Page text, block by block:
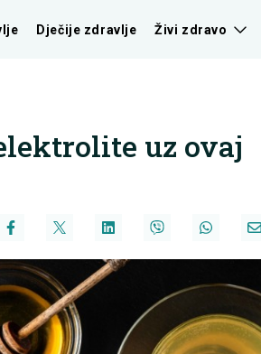
Dječije zdravlje Živi zdravo
uz ovaj